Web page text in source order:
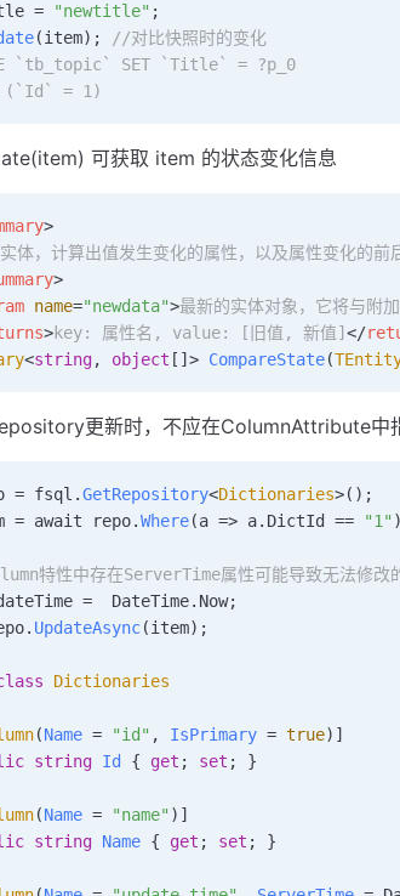
= "newtitle" ;
(item);
//对比快照时的变化
`tb_topic` SET `Title` = ?p_0
(`Id` = 1)
可获取 item 的状态变化信息
>
，计算出值发生变化的属性，以及属性变化的前
>
name="newdata">最新的实体对象，它将与附
>key: 属性名, value: [旧值, 新值] </
<string, object []> CompareState(
更新时，不应在ColumnAttribute中
= fsql .GetRepository<Dictionaries>();
= await repo.Where(a => a. DictId == "1"
特性中存在ServerTime属性可能导致无法修改
=
  DateTime
. Now;
. UpdateAsync(item);
Dictionaries
(Name = "id" , IsPrimary = true)]
string Id { get ; set ; }
(Name = "name" )]
string Name { get ; set ; }